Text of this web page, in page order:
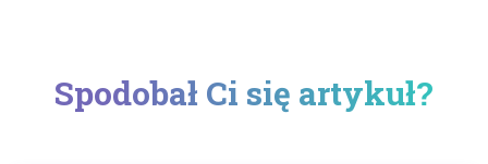
Spodobał Ci się artykuł?